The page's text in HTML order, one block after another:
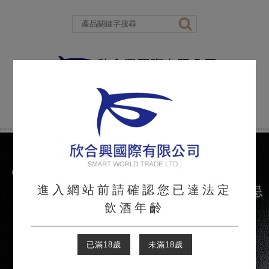
進入網站前請確認您已達法定
飲酒年齡
已滿18歲 未滿18歲